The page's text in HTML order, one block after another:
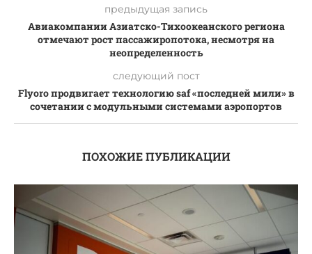
предыдущая запись
Авиакомпании Азиатско-Тихоокеанского региона
отмечают рост пассажиропотока, несмотря на
неопределенность
следующий пост
Flyoro продвигает технологию saf «последней мили» в
сочетании с модульными системами аэропортов
ПОХОЖИЕ ПУБЛИКАЦИИ